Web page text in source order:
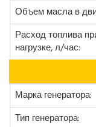
Объем масла в
Расход топлива
нагрузке, л/час:
Марка генератора:
Тип генератора: